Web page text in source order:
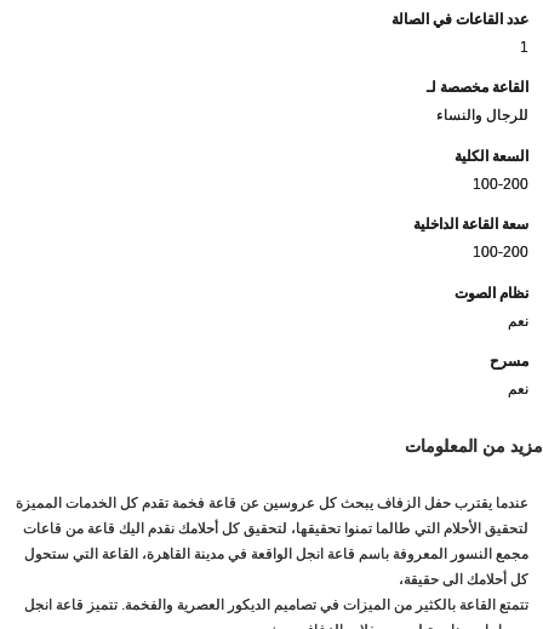
عدد القاعات في الصالة
1
القاعة مخصصة لـ
للرجال والنساء
السعة الكلية
100-200
سعة القاعة الداخلية
100-200
نظام الصوت
نعم
مسرح
نعم
مزيد من المعلومات
عندما يقترب حفل الزفاف يبحث كل عروسين عن قاعة فخمة تقدم كل الخدمات المميزة
لتحقيق الأحلام التي طالما تمنوا تحقيقها، لتحقيق كل أحلامك نقدم اليك قاعة من قاعات
مجمع النسور المعروفة باسم قاعة انجل الواقعة في مدينة القاهرة، القاعة التي ستحول
كل أحلامك الى حقيقة،
تتمتع القاعة بالكثير من الميزات في تصاميم الديكور العصرية والفخمة. تتميز قاعة انجل